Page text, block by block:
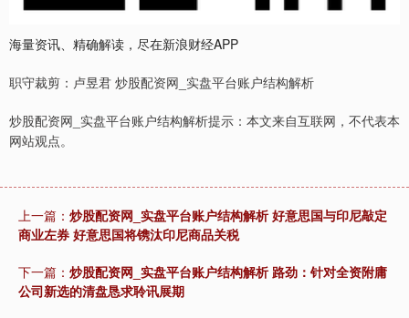
海量资讯、精确解读，尽在新浪财经APP
职守裁剪：卢昱君 炒股配资网_实盘平台账户结构解析
炒股配资网_实盘平台账户结构解析提示：本文来自互联网，不代表本
网站观点。
上一篇： 炒股配资网_实盘平台账户结构解析 好意思国与印尼敲定
商业左券 好意思国将镌汰印尼商品关税
下一篇： 炒股配资网_实盘平台账户结构解析 路劲：针对全资附庸
公司新选的清盘恳求聆讯展期